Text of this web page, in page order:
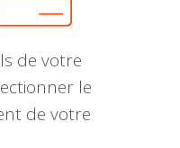
de votre
le
de votre